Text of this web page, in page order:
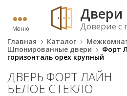
Меню
Двери
Доверие с
Главная Каталог
Шпонированные двери
Форт
горизонталь орех крупный
ДВЕРЬ ФОРТ ЛАЙН
БЕЛОЕ СТЕКЛО